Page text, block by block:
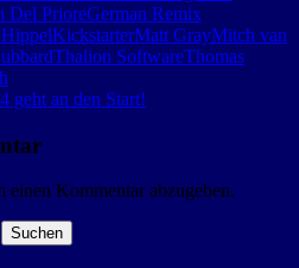
Del PrioreGerman Remix
KickstarterMatt GrayMitch van
Thalion SoftwareThomas
an den Start!
einen Kommentar abzugeben.